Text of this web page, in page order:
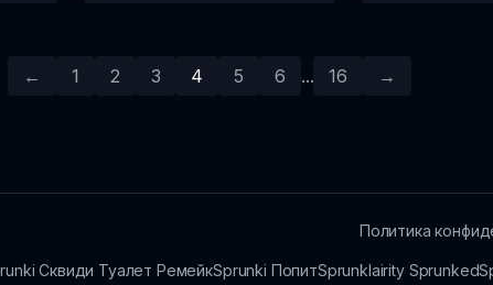
← 1 2 3 4 5 6 ... 16 →
Политика
Сквиди Туалет РемейкSprunki ПопитSprunklairity Sprunked